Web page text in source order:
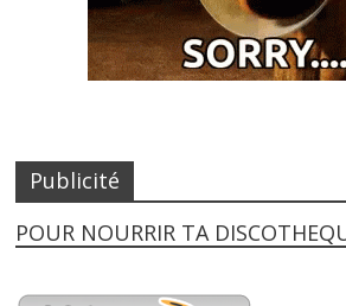
Publicité
POUR NOURRIR TA